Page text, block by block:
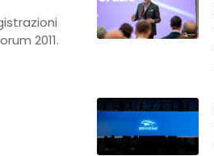
2011.